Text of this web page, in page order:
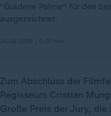
"Goldene Palme" für den
ausgezeichnet.
Zum Abschluss der
Regisseurs Cristian
Große Preis der Jury,